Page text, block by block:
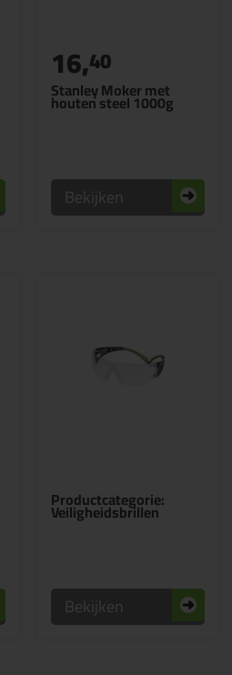
Stanley Moker met
houten steel 1000g
16,40
Bekijken
Productcategorie:
Veiligheidsbrillen
Bekijken